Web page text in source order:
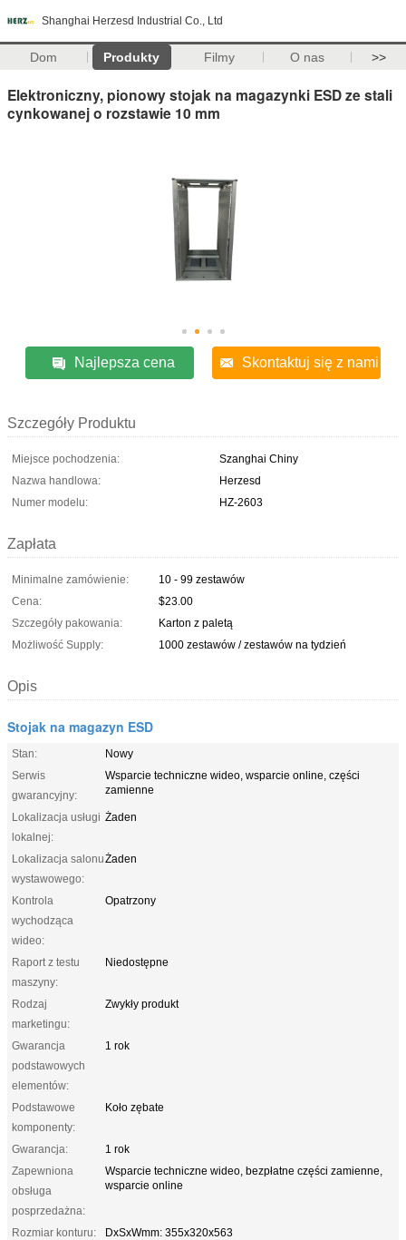
Shanghai Herzesd Industrial Co., Ltd
Dom Produkty Filmy O nas >>
Elektroniczny, pionowy stojak na magazynki ESD ze stali
cynkowanej o rozstawie 10 mm
Najlepsza cena Skontaktuj się z nami
Szczegóły Produktu
Miejsce pochodzenia:
Szanghai Chiny
Nazwa handlowa:
Herzesd
Numer modelu:
HZ-2603
Zapłata
Minimalne zamówienie:
10 - 99 zestawów
Cena:
$23.00
Szczegóły pakowania:
Karton z paletą
Możliwość Supply:
1000 zestawów / zestawów na tydzień
Opis
Stojak na magazyn ESD
Stan:
Nowy
Serwis
gwarancyjny:
Wsparcie techniczne wideo, wsparcie online, części
zamienne
Lokalizacja usługi
lokalnej:
Żaden
Lokalizacja salonu
wystawowego:
Żaden
Kontrola
wychodząca
wideo:
Opatrzony
Raport z testu
maszyny:
Niedostępne
Rodzaj
marketingu:
Zwykły produkt
Gwarancja
podstawowych
elementów:
1 rok
Podstawowe
komponenty:
Koło zębate
Gwarancja:
1 rok
Zapewniona
obsługa
posprzedażna:
Wsparcie techniczne wideo, bezpłatne części zamienne,
wsparcie online
Rozmiar konturu:
DxSxWmm: 355x320x563